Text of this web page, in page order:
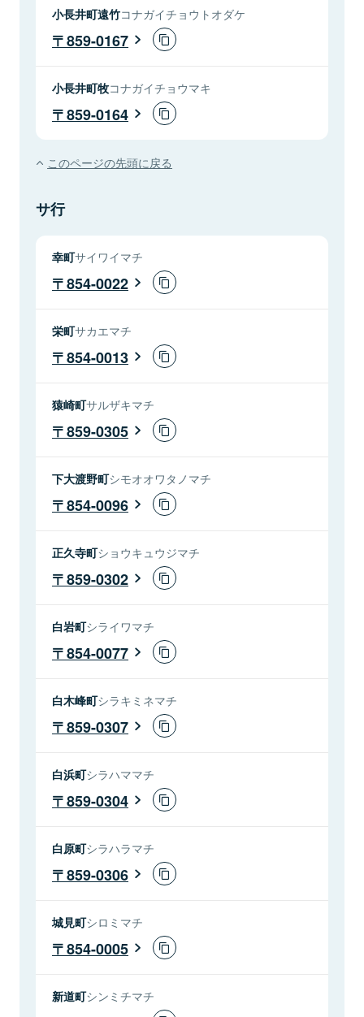
小長井町遠竹コナガイチョウトオダケ
859-0167
小長井町牧コナガイチョウマキ
859-0164
このページの先頭に戻る
サ行
幸町サイワイマチ
854-0022
栄町サカエマチ
854-0013
猿崎町サルザキマチ
859-0305
下大渡野町シモオオワタノマチ
854-0096
正久寺町ショウキュウジマチ
859-0302
白岩町シライワマチ
854-0077
白木峰町シラキミネマチ
859-0307
白浜町シラハママチ
859-0304
白原町シラハラマチ
859-0306
城見町シロミマチ
854-0005
新道町シンミチマチ